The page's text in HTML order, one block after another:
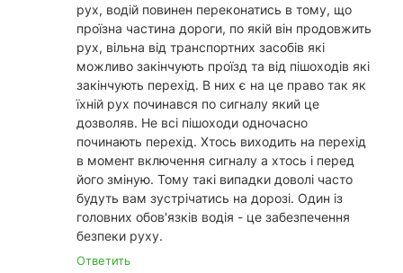
рух, водій повинен переконатись в тому, що
проїзна частина дороги, по якій він продовжить
рух, вільна від транспортних засобів які
можливо закінчують проїзд та від пішоходів які
закінчують перехід. В них є на це право так як
їхній рух починався по сигналу який це
дозволяв. Не всі пішоходи одночасно
починають перехід. Хтось виходить на перехід
в момент включення сигналу а хтось і перед
його зміную. Тому такі випадки доволі часто
будуть вам зустрічатись на дорозі. Один із
головних обов'язків водія - це забезпечення
безпеки руху.
Ответить